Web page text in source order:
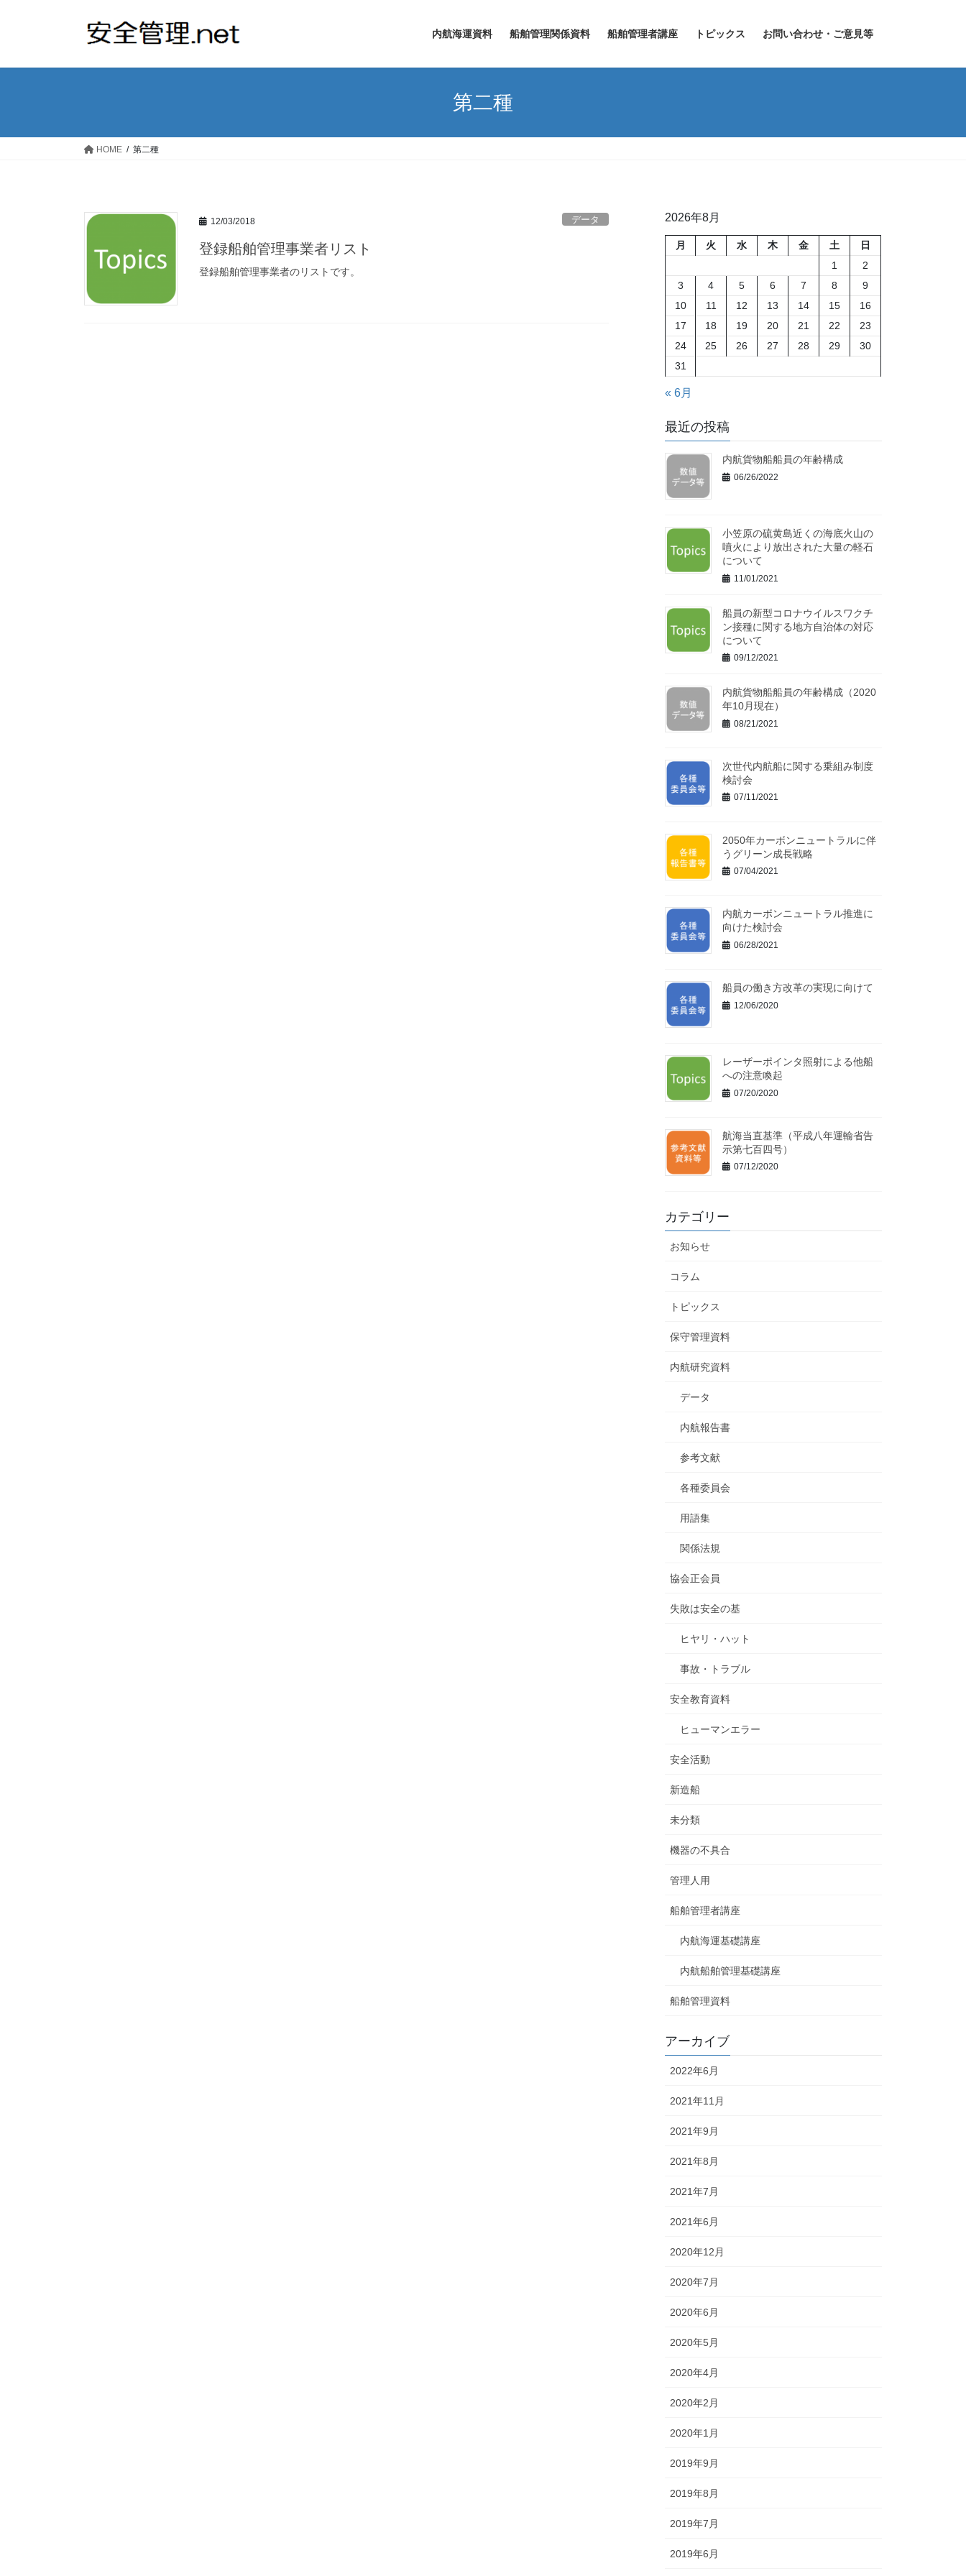
内航海運資料 船舶管理関係資料 船舶管理者講座 トピックス お問い合わせ・ご意見等
第二種
HOME 第二種
12/03/2018 データ
登録船舶管理事業者リスト
登録船舶管理事業者のリストです。
2026年8月
月 火 水 木 金 土
日
1
2
3
4 5 6 7 8
9
10
11 12 13 14 15
16
17
18 19 20 21 22
23
24
25 26 27 28 29
30
31
« 6月
最近の投稿
内航貨物船船員の年齢構成
06/26/2022
小笠原の硫黄島近くの海底火山の
噴火により放出された大量の軽石
について
11/01/2021
船員の新型コロナウイルスワクチ
ン接種に関する地方自治体の対応
について
09/12/2021
内航貨物船船員の年齢構成（2020
年10月現在）
08/21/2021
次世代内航船に関する乗組み制度
検討会
07/11/2021
2050年カーボンニュートラルに伴
うグリーン成長戦略
07/04/2021
内航カーボンニュートラル推進に
向けた検討会
06/28/2021
船員の働き方改革の実現に向けて
12/06/2020
レーザーポインタ照射による他船
への注意喚起
07/20/2020
航海当直基準（平成八年運輸省告
示第七百四号）
07/12/2020
カテゴリー
お知らせ
コラム
トピックス
保守管理資料
内航研究資料
データ
内航報告書
参考文献
各種委員会
用語集
関係法規
協会正会員
失敗は安全の基
ヒヤリ・ハット
事故・トラブル
安全教育資料
ヒューマンエラー
安全活動
新造船
未分類
機器の不具合
管理人用
船舶管理者講座
内航海運基礎講座
内航船舶管理基礎講座
船舶管理資料
アーカイブ
2022年6月
2021年11月
2021年9月
2021年8月
2021年7月
2021年6月
2020年12月
2020年7月
2020年6月
2020年5月
2020年4月
2020年2月
2020年1月
2019年9月
2019年8月
2019年7月
2019年6月